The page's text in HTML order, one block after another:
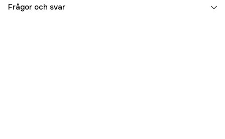
Referensnummer 1000707990
Frågor och svar